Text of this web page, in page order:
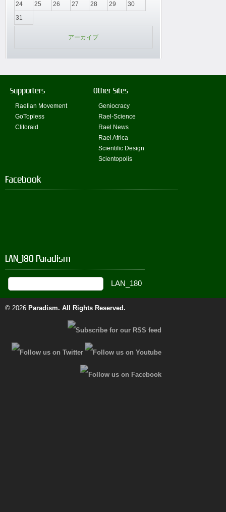
24
25 26 27 28 29
30
31
アーカイブ
Supporters
Raelian Movement
GoTopless
Clitoraid
Other Sites
Geniocracy
Rael-Science
Rael News
Rael Africa
Scientific Design
Scientopolis
Facebook
LAN_180 Paradism
© 2026 Paradism. All Rights Reserved.